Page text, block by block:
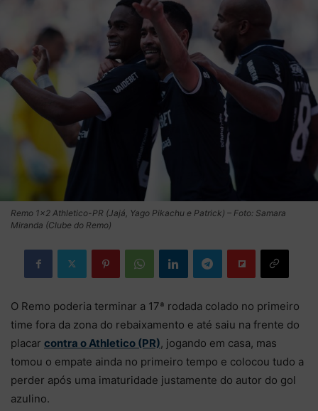
Remo 1×2 Athletico-PR (Jajá, Yago Pikachu e Patrick) – Foto: Samara
Miranda (Clube do Remo)
O Remo poderia terminar a 17ª rodada colado no primeiro
time fora da zona do rebaixamento e até saiu na frente do
placar contra o Athletico (PR), jogando em casa, mas
tomou o empate ainda no primeiro tempo e colocou tudo a
perder após uma imaturidade justamente do autor do gol
azulino.